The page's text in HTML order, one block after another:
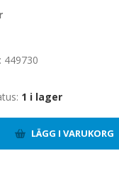
449730
1 i lager